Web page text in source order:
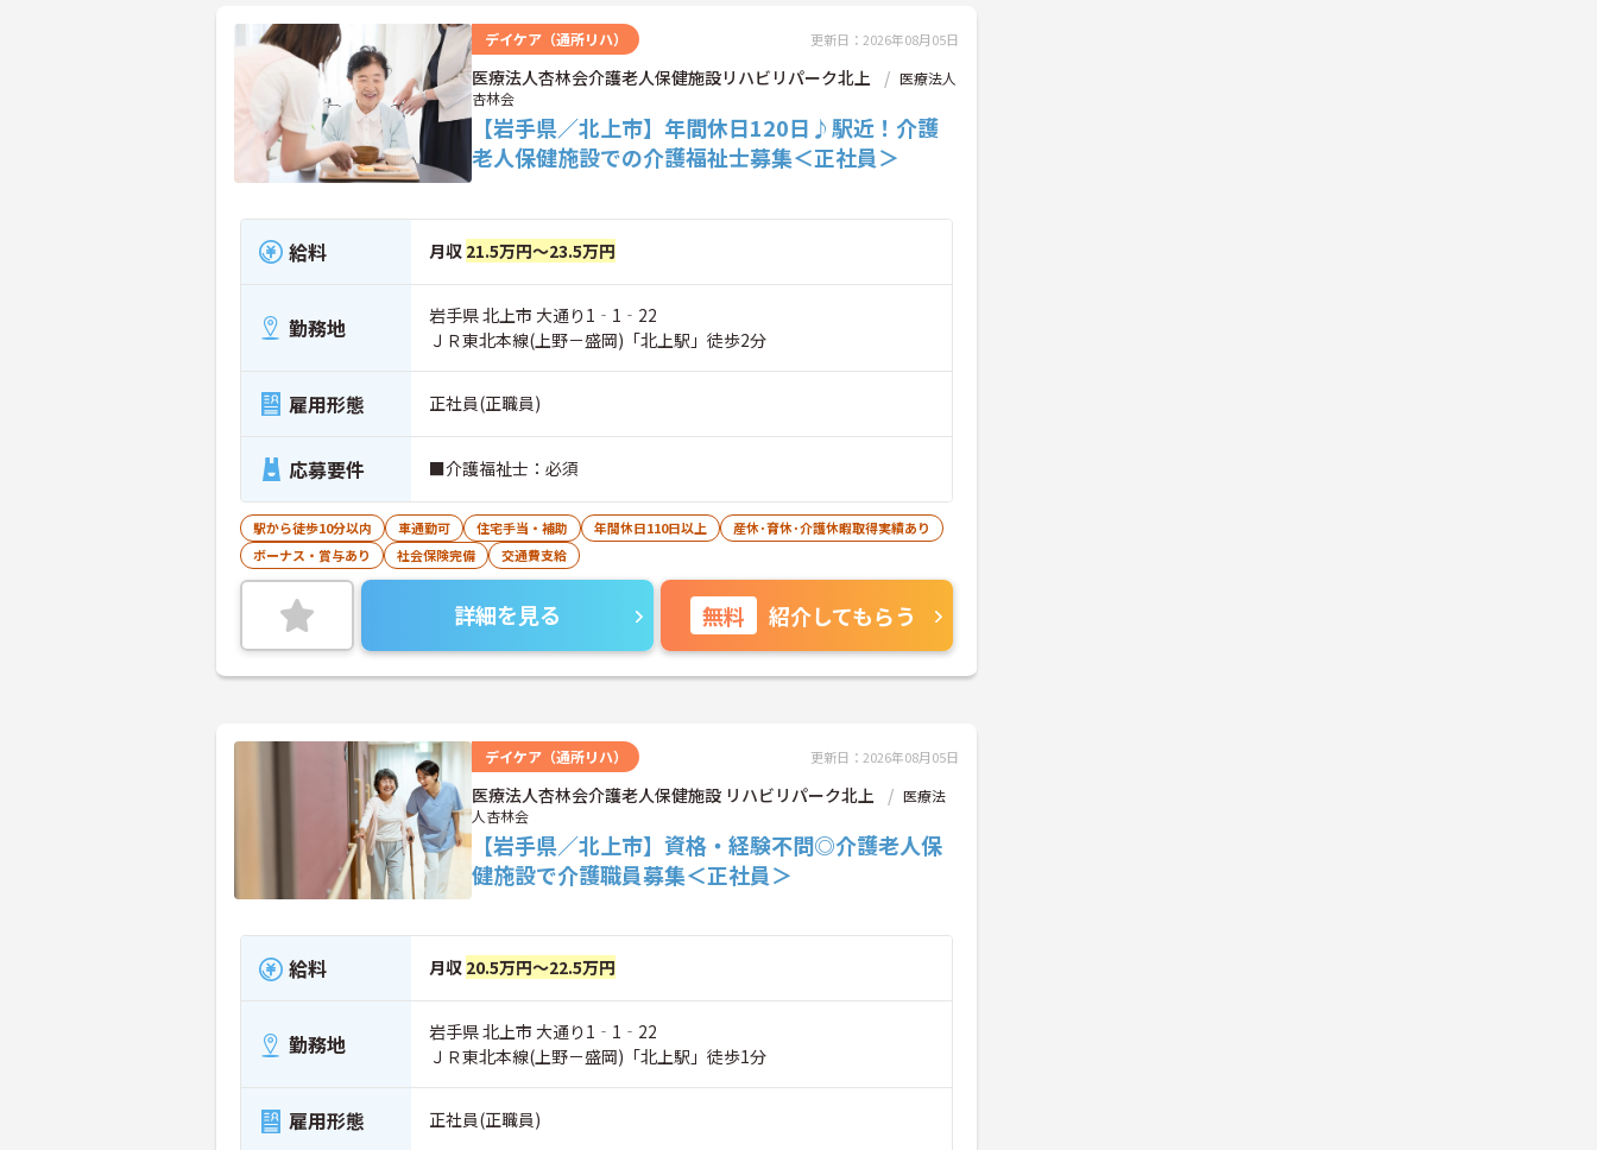
デイケア（通所リハ） 更新日：2026年08月05日
医療法人杏林会介護老人保健施設リハビリパーク北上
医療法人
杏林会
【岩手県／北上市】年間休日120日♪駅近！介護
老人保健施設での介護福祉士募集＜正社員＞
給料 月収 21.5万円～23.5万円
勤務地
岩手県 北上市 大通り1‐1‐22
ＪＲ東北本線(上野－盛岡)「北上駅」徒歩2分
雇用形態 正社員(正職員)
応募要件 ■介護福祉士：必須
駅から徒歩10分以内 車通勤可 住宅手当・補助 年間休日110日以上
産休･育休･介護休暇取得実績あり
ボーナス・賞与あり
社会保険完備 交通費支給
詳細を見る 無料 紹介してもらう
デイケア（通所リハ） 更新日：2026年08月05日
医療法人杏林会介護老人保健施設 リハビリパーク北上
医療法
人杏林会
【岩手県／北上市】資格・経験不問◎介護老人保
健施設で介護職員募集＜正社員＞
給料 月収 20.5万円～22.5万円
勤務地
岩手県 北上市 大通り1‐1‐22
ＪＲ東北本線(上野－盛岡)「北上駅」徒歩1分
雇用形態 正社員(正職員)